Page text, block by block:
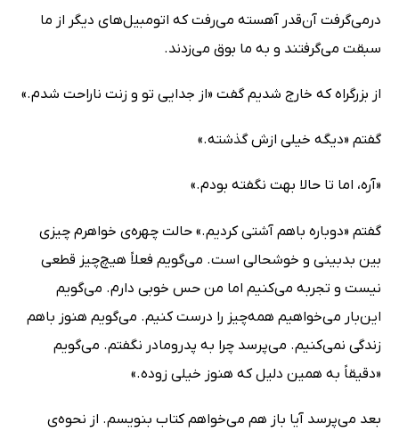
درمی‌گرفت آن‌قدر آهسته می‌رفت که اتومبیل‌های دیگر از ما
سبقت می‌گرفتند و به ما بوق می‌زدند.
از بزرگراه که خارج شدیم گفت «از جدایی تو و زنت ناراحت شدم.»
گفتم «دیگه خیلی ازش گذشته.»
«آره، اما تا حالا بهت نگفته بودم.»
گفتم «دوباره باهم آشتی کردیم.» حالت چهره‌ی خواهرم چیزی
بین بدبینی و خوشحالی است. می‌گویم فعلاً هیچ‌چیز قطعی
نیست و تجربه می‌کنیم اما من حس خوبی دارم. می‌گویم
این‌بار می‌خواهیم همه‌چیز را درست کنیم. می‌گویم هنوز باهم
زندگی نمی‌کنیم. می‌پرسد چرا به پدرومادر نگفتم. می‌گویم
«دقیقاً به همین دلیل که هنوز خیلی زوده.»
بعد می‌پرسد آیا باز هم می‌خواهم کتاب بنویسم. از نحوه‌ی